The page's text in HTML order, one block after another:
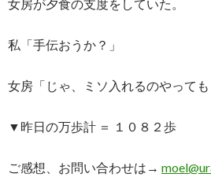
女房が夕食の支度をしていた。
私「手伝おうか？」
女房「じゃ、ミソ入れるのやっても
▼昨日の万歩計 ＝ １０８２歩
ご感想、お問い合わせは→